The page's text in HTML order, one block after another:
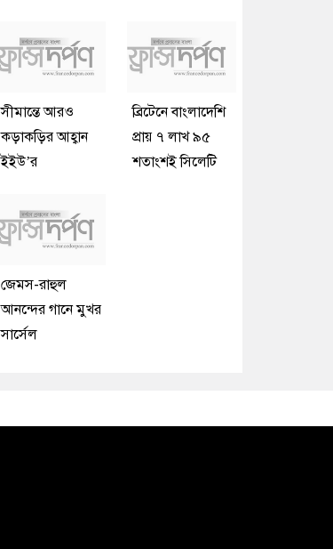
সীমান্তে আরও
কড়াকড়ির আহ্বান
ইইউ’র
ব্রিটেনে বাংলাদেশি
প্রায় ৭ লাখ ৯৫
শতাংশই সিলেটি
জেমস-রাহুল
আনন্দের গানে মুখর
সার্সেল